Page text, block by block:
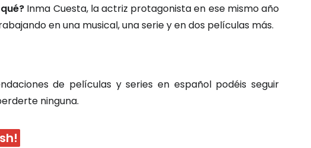
Inma Cuesta, la actriz protagonista en ese mismo año
en una musical, una serie y en dos películas más.
de películas y series en español podéis seguir
ninguna.